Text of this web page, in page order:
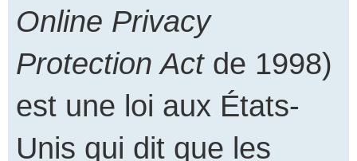
Online Privacy
Protection Actde 1998)
est une loi aux États-
Unis qui dit que les